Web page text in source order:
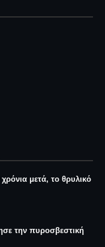
μετά, το θρυλικό
την πυροσβεστική